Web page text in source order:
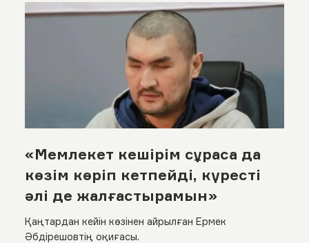
«Мемлекет кешірім сұраса да
көзім көріп кетпейді, күресті
әлі де жалғастырамын»
Қаңтардан кейін көзінен айрылған Ермек
Әбдірешовтің оқиғасы.